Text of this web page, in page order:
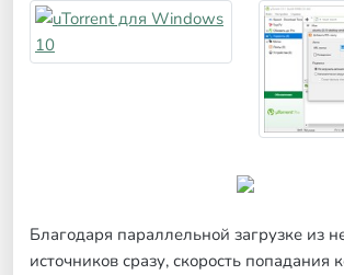
Благодаря параллельной загрузке из
источников сразу, скорость попадания